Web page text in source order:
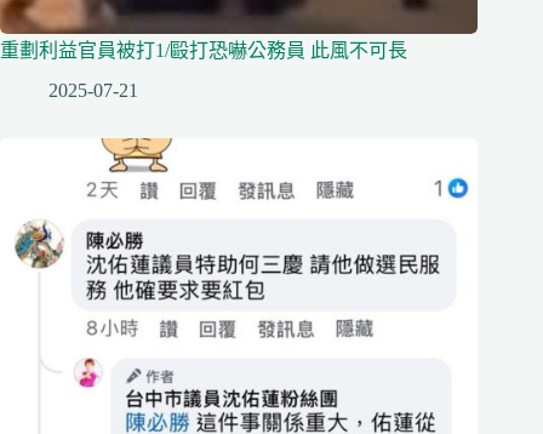
重劃利益官員被打1/毆打恐嚇公務員 此風不可長
2025-07-21